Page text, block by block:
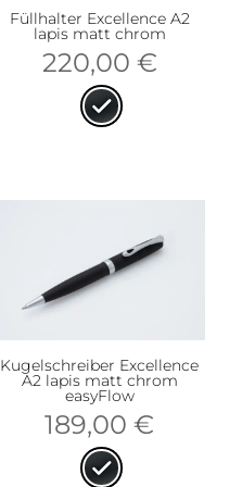
Füllhalter Excellence A2
lapis matt chrom
220,00 €
Kugelschreiber Excellence
A2 lapis matt chrom
easyFlow
189,00€